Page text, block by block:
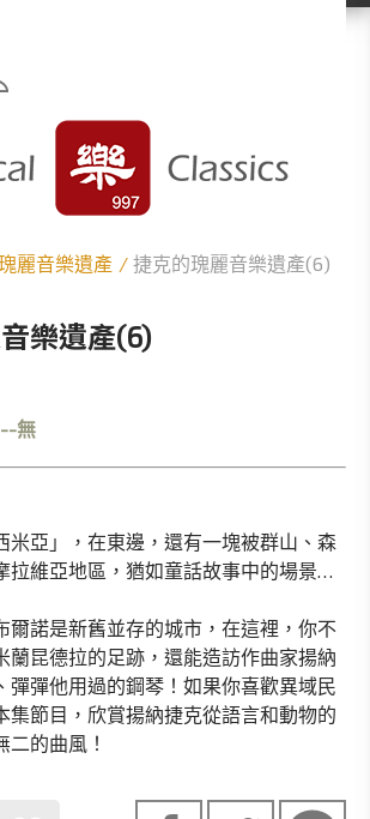
麗音樂遺產 捷克的瑰麗音樂遺產(6)
樂遺產(6)
無
米亞」，在東邊，還有一塊被群山、森
拉維亞地區，猶如童話故事中的場景…
爾諾是新舊並存的城市，在這裡，你不
蘭昆德拉的足跡，還能造訪作曲家揚納
彈彈他用過的鋼琴！如果你喜歡異域民
集節目，欣賞揚納捷克從語言和動物的
二的曲風！